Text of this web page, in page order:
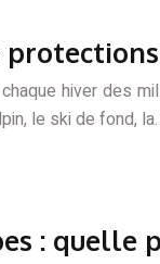
hiver des
le ski de fond,
: quelle